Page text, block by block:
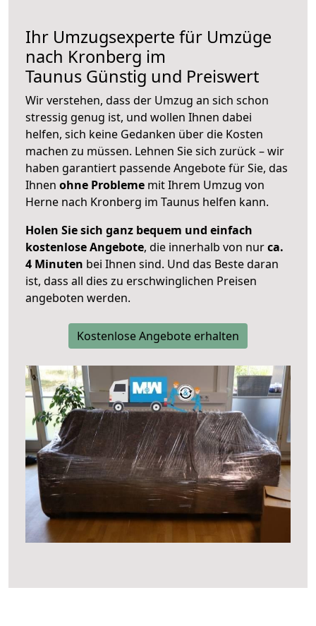
Ihr Umzugsexperte für Umzüge
nach Kronberg im
Taunus Günstig und Preiswert
Wir verstehen, dass der Umzug an sich schon
stressig genug ist, und wollen Ihnen dabei
helfen, sich keine Gedanken über die Kosten
machen zu müssen. Lehnen Sie sich zurück – wir
haben garantiert passende Angebote für Sie, das
Ihnen ohne Probleme mit Ihrem Umzug von
Herne nach Kronberg im Taunus helfen kann.
Holen Sie sich ganz bequem und einfach
kostenlose Angebote, die innerhalb von nurca.
4 Minuten bei Ihnen sind. Und das Beste daran
ist, dass all dies zu erschwinglichen Preisen
angeboten werden.
Kostenlose Angebote erhalten